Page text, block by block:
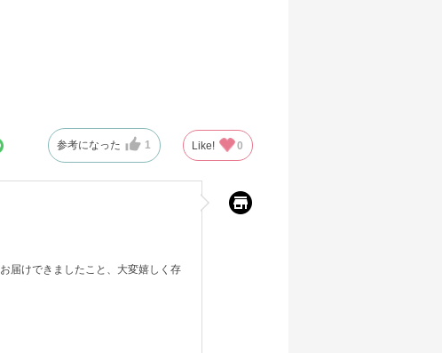
参考になった 1 Like! 0
届けできましたこと、大変嬉しく存